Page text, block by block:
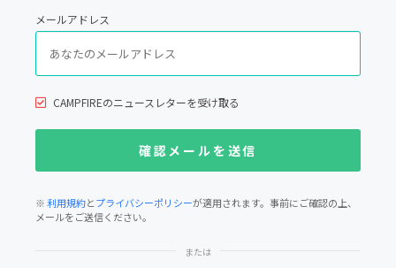
メールアドレス
CAMPFIREのニュースレターを受け取る
※利用規約とプライバシーポリシーが適用されます。事前にご確認の上、
メールをご送信ください。